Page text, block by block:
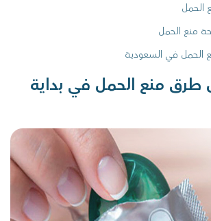
الحمل
منع الحمل
الحمل في السعودية
منع الحمل في بداية